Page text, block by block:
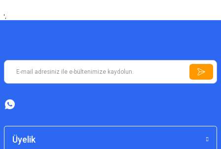
',
Üyelik